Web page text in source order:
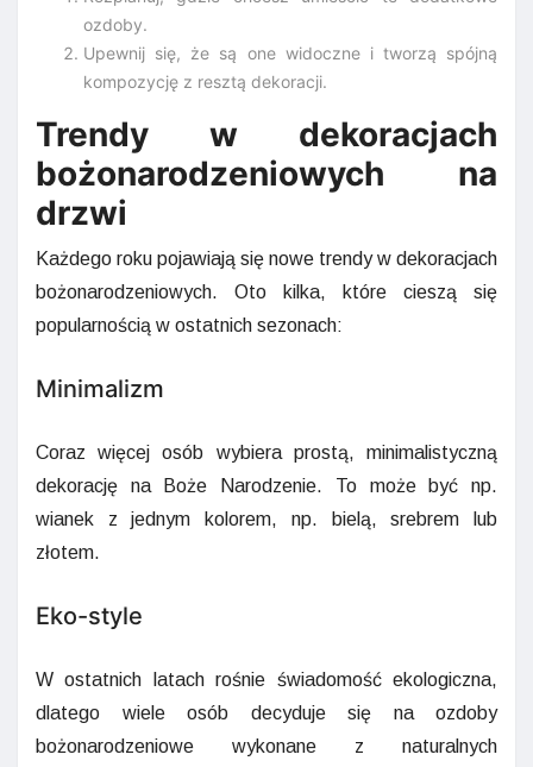
ozdoby.
Upewnij się, że są one widoczne i tworzą spójną
kompozycję z resztą dekoracji.
Trendy w dekoracjach
bożonarodzeniowych na
drzwi
Każdego roku pojawiają się nowe trendy w dekoracjach
bożonarodzeniowych. Oto kilka, które cieszą się
popularnością w ostatnich sezonach:
Minimalizm
Coraz więcej osób wybiera prostą, minimalistyczną
dekorację na Boże Narodzenie. To może być np.
wianek z jednym kolorem, np. bielą, srebrem lub
złotem.
Eko-style
W ostatnich latach rośnie świadomość ekologiczna,
dlatego wiele osób decyduje się na ozdoby
bożonarodzeniowe wykonane z naturalnych